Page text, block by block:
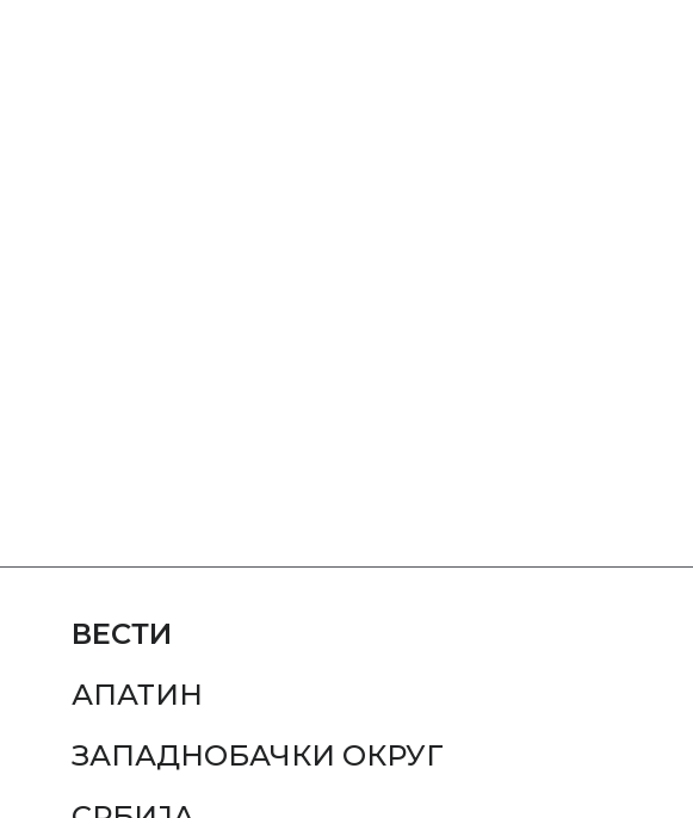
ВЕСТИ
АПАТИН
ЗАПАДНОБАЧКИ ОКРУГ